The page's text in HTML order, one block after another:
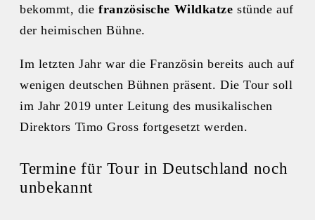
bekommt, diefranzösische Wildkatze stünde auf
der heimischen Bühne.
Im letzten Jahr war die Französin bereits auch auf
wenigen deutschen Bühnen präsent. Die Tour soll
im Jahr 2019 unter Leitung des musikalischen
Direktors Timo Gross fortgesetzt werden.
Termine für Tour in Deutschland noch
unbekannt